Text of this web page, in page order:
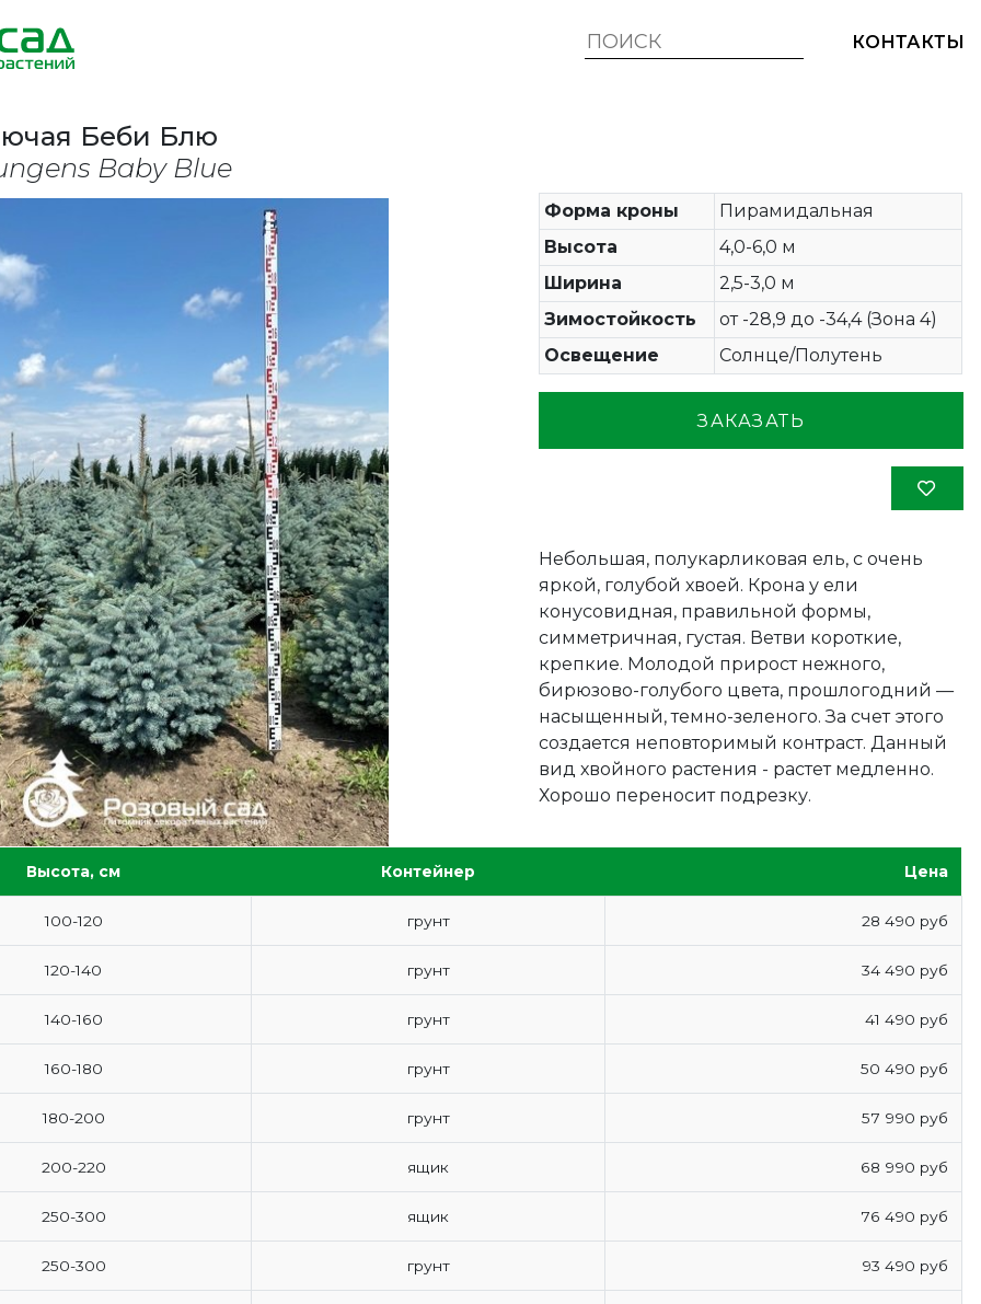
КОНТАКТЫ
Беби Блю
Baby Blue
Форма кроны
Пирамидальная
Высота
4,0-6,0 м
Ширина
2,5-3,0 м
Зимостойкость
от -28,9 до -34,4 (Зона 4)
Освещение
Солнце/Полутень
ЗАКАЗАТЬ
Небольшая, полукарликовая ель, с очень
яркой, голубой хвоей. Крона у ели
конусовидная, правильной формы,
симметричная, густая. Ветви короткие,
крепкие. Молодой прирост нежного,
бирюзово-голубого цвета, прошлогодний —
насыщенный, темно-зеленого. За счет этого
создается неповторимый контраст. Данный
вид хвойного растения - растет медленно.
Хорошо переносит подрезку.
Высота, см Контейнер Цена
100-120 грунт 28 490 руб
120-140 грунт 34 490 руб
140-160 грунт 41 490 руб
160-180 грунт 50 490 руб
180-200 грунт 57 990 руб
200-220 ящик 68 990 руб
250-300 ящик 76 490 руб
250-300 грунт 93 490 руб